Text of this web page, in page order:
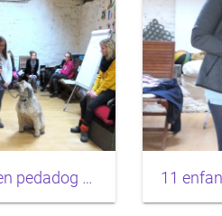
13 enfant chien pedadog 2020-02-24